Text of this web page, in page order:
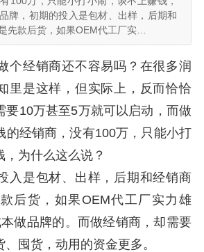
牌，初期的投入是包材、出样，后期和
先款后货，如果OEM代工厂实…
个经销商还不容易吗？在很多润
里是这样，但实际上，反而恰恰
要10万甚至5万就可以启动，而做
的经销商，没有100万，只能小打
为什么这么说？
入是包材、出样，后期和经销商
后货，如果OEM代工厂实力雄
做品牌的。而做经销商，却需要
囤货，动用的资金更多。